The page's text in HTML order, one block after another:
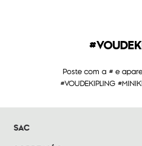
Poste com a # e
#VOUDEKIPLING
SAC